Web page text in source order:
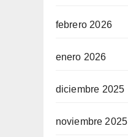
febrero 2026
enero 2026
diciembre 2025
noviembre 2025